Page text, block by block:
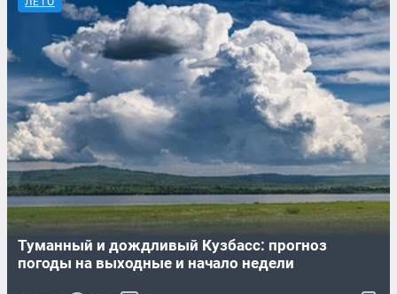
Туманный и дождливый Кузбасс: прогноз
погоды на выходные и начало недели